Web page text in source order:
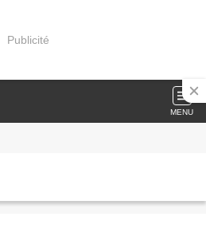
Publicité
MENU